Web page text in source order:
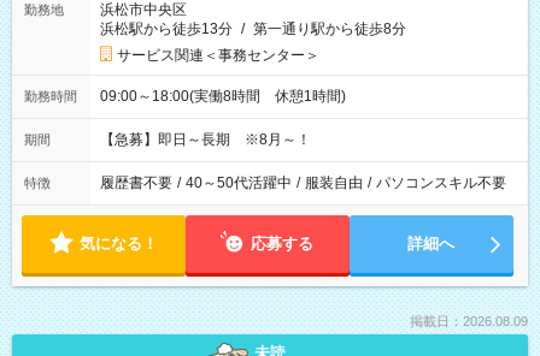
勤務地
浜松市中央区
浜松駅から徒歩13分 / 第一通り駅から徒歩8分
サービス関連＜事務センター＞
勤務時間 09:00～18:00(実働8時間 休憩1時間)
期間 【急募】即日～長期 ※8月～！
特徴 履歴書不要 / 40～50代活躍中 / 服装自由 / パソコンスキル不要
気になる！ 応募する 詳細へ
掲載日：2026.08.09